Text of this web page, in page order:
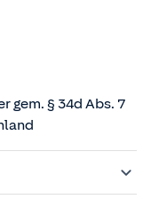
gem. § 34d Abs. 7